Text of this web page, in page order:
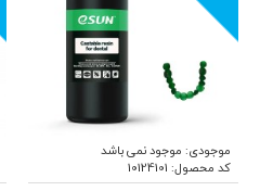
موجودی: موجود نمی باشد
کد محصول: 10124101